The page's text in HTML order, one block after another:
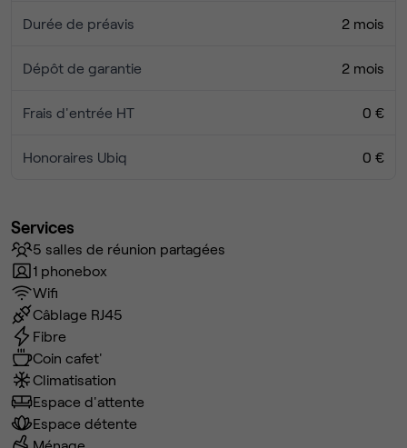
Durée de préavis 2 mois
Dépôt de garantie 2 mois
Frais d'entrée HT 0 €
Honoraires Ubiq 0 €
Services
5 salles de réunion partagées
1 phonebox
Wifi
Câblage RJ45
Fibre
Coin cafet'
Climatisation
Espace d'attente
Espace détente